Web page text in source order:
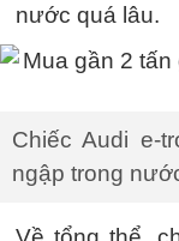
nước quá lâu.
Chiếc Audi e-
ngập trong